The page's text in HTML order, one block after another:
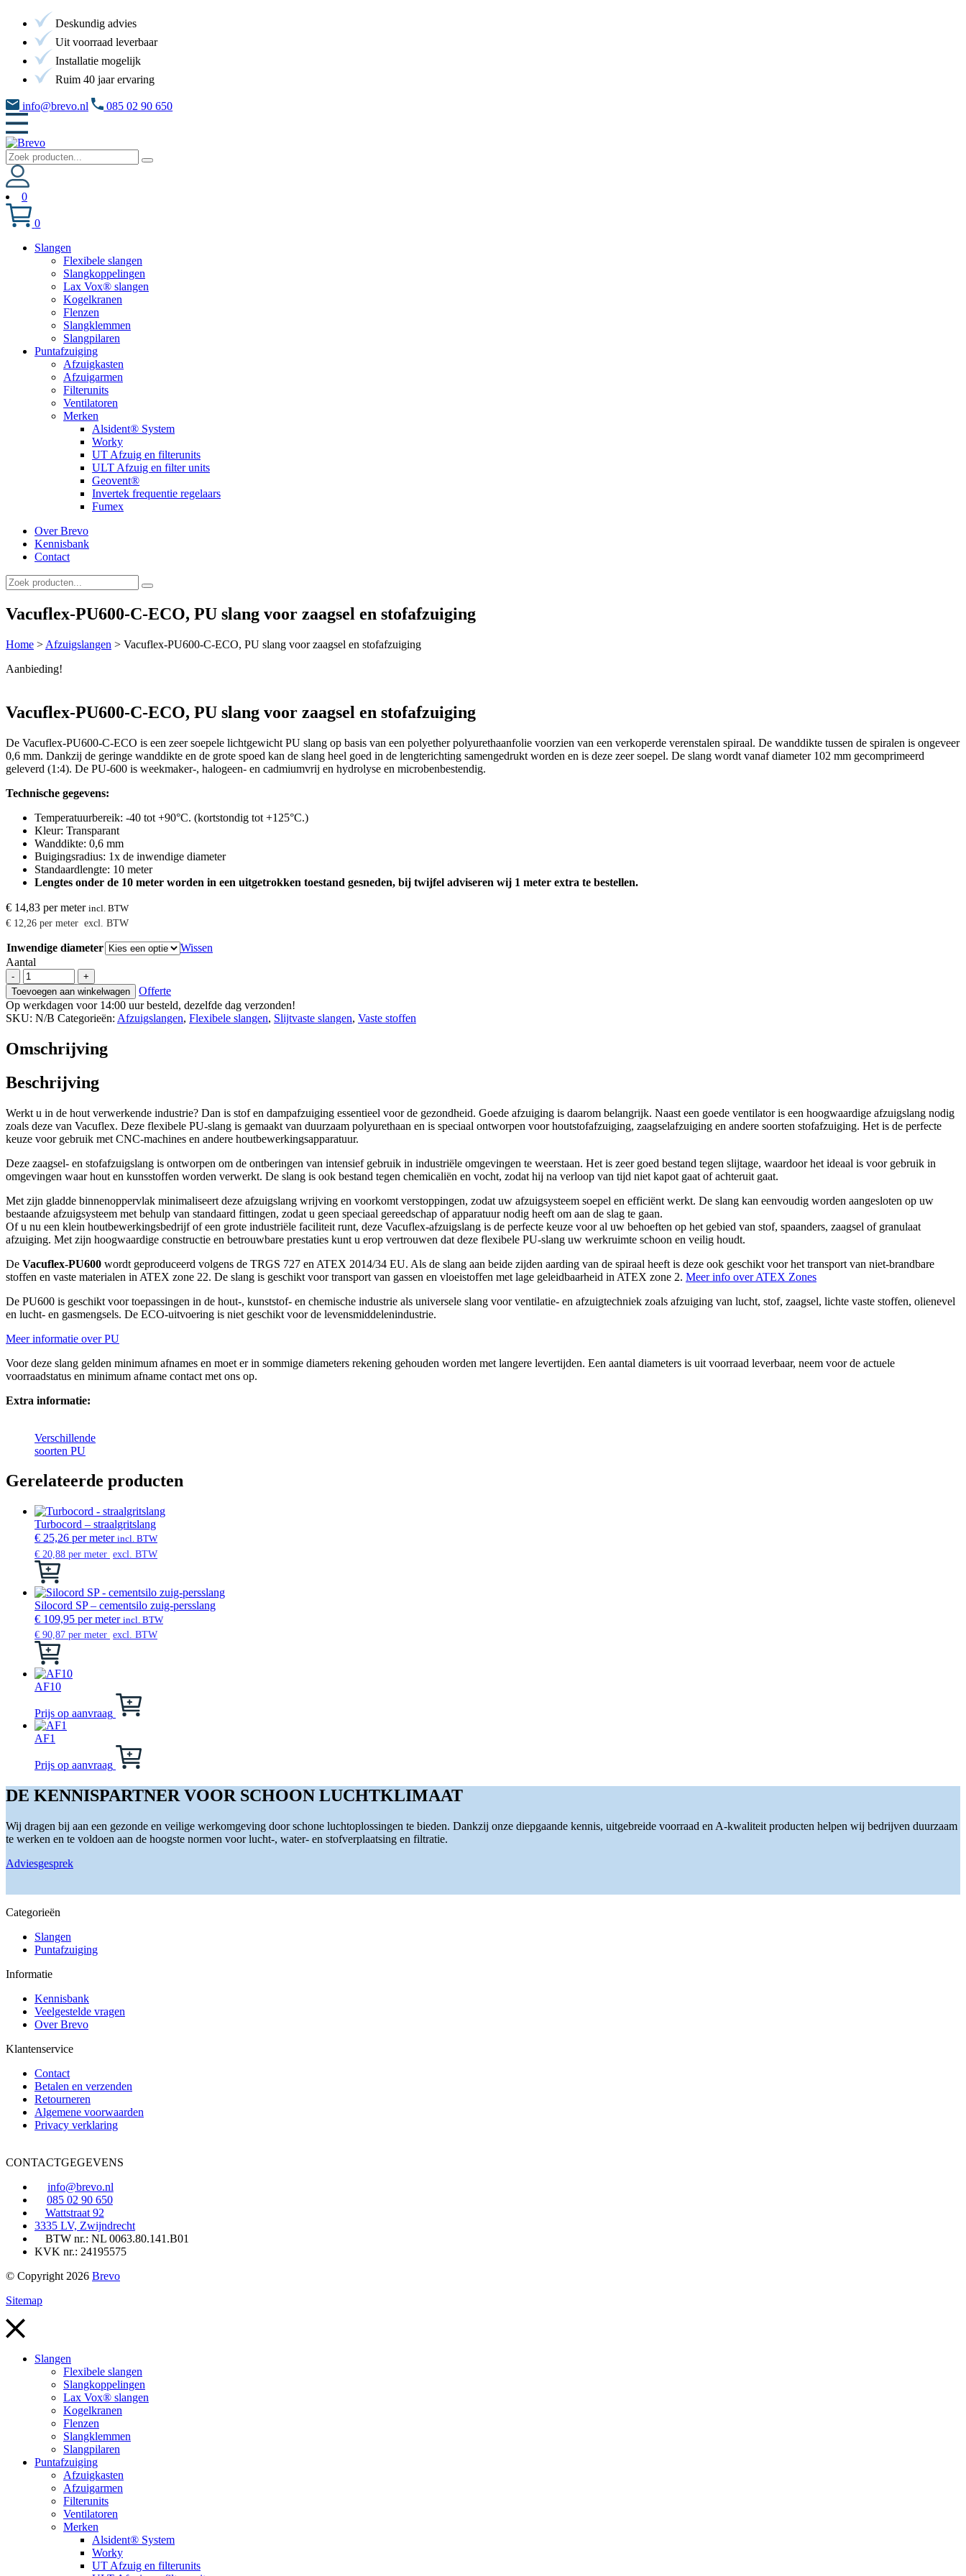
Deskundig advies
Uit voorraad leverbaar
Installatie mogelijk
Ruim 40 jaar ervaring
info@brevo.nl 085 02 90 650
0
0
Slangen
Flexibele slangen
Slangkoppelingen
Lax Vox® slangen
Kogelkranen
Flenzen
Slangklemmen
Slangpilaren
Puntafzuiging
Afzuigkasten
Afzuigarmen
Filterunits
Ventilatoren
Merken
Alsident® System
Worky
UT Afzuig en filterunits
ULT Afzuig en filter units
Geovent®
Invertek frequentie regelaars
Fumex
Over Brevo
Kennisbank
Contact
Vacuflex-PU600-C-ECO, PU slang voor zaagsel en stofafzuiging
Home > Afzuigslangen > Vacuflex-PU600-C-ECO, PU slang voor zaagsel en stofafzuiging
Aanbieding!
Vacuflex-PU600-C-ECO, PU slang voor zaagsel en stofafzuiging
De Vacuflex-PU600-C-ECO is een zeer soepele lichtgewicht PU slang op basis van een polyether polyurethaanfolie voorzien van een verkoperde verenstalen spiraal. De wanddikte tussen de spiralen is ongeveer
0,6 mm. Dankzij de geringe wanddikte en de grote spoed kan de slang heel goed in de lengterichting samengedrukt worden en is deze zeer soepel. De slang wordt vanaf diameter 102 mm gecomprimeerd
geleverd (1:4). De PU-600 is weekmaker-, halogeen- en cadmiumvrij en hydrolyse en microbenbestendig.
Technische gegevens:
Temperatuurbereik: -40 tot +90°C. (kortstondig tot +125°C.)
Kleur: Transparant
Wanddikte: 0,6 mm
Buigingsradius: 1x de inwendige diameter
Standaardlengte: 10 meter
Lengtes onder de 10 meter worden in een uitgetrokken toestand gesneden, bij twijfel adviseren wij 1 meter extra te bestellen.
€ 14,83 per meter incl. BTW
€ 12,26 per meter excl. BTW
Inwendige diameter
Wissen
Aantal
-
Vacuflex-
PU600-
C-
ECO,
PU
voor
en
stofafzuiging
+
Toevoegen aan winkelwagen
Offerte
Op werkdagen voor 14:00 uur besteld, dezelfde dag verzonden!
SKU: N/B Categorieën: Afzuigslangen, Flexibele slangen, Slijtvaste slangen, Vaste stoffen
Omschrijving
Beschrijving
Werkt u in de hout verwerkende industrie? Dan is stof en dampafzuiging essentieel voor de gezondheid. Goede afzuiging is daarom belangrijk. Naast een goede ventilator is een hoogwaardige afzuigslang nodig
zoals deze van Vacuflex. Deze flexibele PU-slang is gemaakt van duurzaam polyurethaan en is speciaal ontworpen voor houtstofafzuiging, zaagselafzuiging en andere soorten stofafzuiging. Het is de perfecte
keuze voor gebruik met CNC-machines en andere houtbewerkingsapparatuur.
Deze zaagsel- en stofafzuigslang is ontworpen om de ontberingen van intensief gebruik in industriële omgevingen te weerstaan. Het is zeer goed bestand tegen slijtage, waardoor het ideaal is voor gebruik in
omgevingen waar hout en kunsstoffen worden verwerkt. De slang is ook bestand tegen chemicaliën en vocht, zodat hij na verloop van tijd niet kapot gaat of achteruit gaat.
Met zijn gladde binnenoppervlak minimaliseert deze afzuigslang wrijving en voorkomt verstoppingen, zodat uw afzuigsysteem soepel en efficiënt werkt. De slang kan eenvoudig worden aangesloten op uw
bestaande afzuigsysteem met behulp van standaard fittingen, zodat u geen speciaal gereedschap of apparatuur nodig heeft om aan de slag te gaan.
Of u nu een klein houtbewerkingsbedrijf of een grote industriële faciliteit runt, deze Vacuflex-afzuigslang is de perfecte keuze voor al uw behoeften op het gebied van stof, spaanders, zaagsel of granulaat
afzuiging. Met zijn hoogwaardige constructie en betrouwbare prestaties kunt u erop vertrouwen dat deze flexibele PU-slang uw werkruimte schoon en veilig houdt.
De Vacuflex-PU600 wordt geproduceerd volgens de TRGS 727 en ATEX 2014/34 EU. Als de slang aan beide zijden aarding van de spiraal heeft is deze ook geschikt voor het transport van niet-brandbare
stoffen en vaste materialen in ATEX zone 22. De slang is geschikt voor transport van gassen en vloeistoffen met lage geleidbaarheid in ATEX zone 2. Meer info over ATEX Zones
De PU600 is geschikt voor toepassingen in de hout-, kunststof- en chemische industrie als universele slang voor ventilatie- en afzuigtechniek zoals afzuiging van lucht, stof, zaagsel, lichte vaste stoffen, olienevel
en lucht- en gasmengsels. De ECO-uitvoering is niet geschikt voor de levensmiddelenindustrie.
Meer informatie over PU
Voor deze slang gelden minimum afnames en moet er in sommige diameters rekening gehouden worden met langere levertijden. Een aantal diameters is uit voorraad leverbaar, neem voor de actuele
voorraadstatus en minimum afname contact met ons op.
Extra informatie:
Verschillende
soorten PU
Gerelateerde producten
Turbocord – straalgritslang
€ 25,26 per meter incl. BTW
€ 20,88 per meter excl. BTW
Dit
heeft
meerdere
variaties.
Deze
optie
gekozen
worden
op
productpagina
Silocord SP – cementsilo zuig-persslang
€ 109,95 per meter incl. BTW
€ 90,87 per meter excl. BTW
Dit
heeft
meerdere
Deze
optie
worden
de
productpagina
AF10
Prijs op aanvraag
Dit
variaties.
kan
gekozen
op
de
AF1
Prijs op aanvraag
Dit
meerdere
variaties.
optie
kan
de
DE KENNISPARTNER VOOR SCHOON LUCHTKLIMAAT
Wij dragen bij aan een gezonde en veilige werkomgeving door schone luchtoplossingen te bieden. Dankzij onze diepgaande kennis, uitgebreide voorraad en A-kwaliteit producten helpen wij bedrijven duurzaam
te werken en te voldoen aan de hoogste normen voor lucht-, water- en stofverplaatsing en filtratie.
Adviesgesprek
Categorieën
Slangen
Puntafzuiging
Informatie
Kennisbank
Veelgestelde vragen
Over Brevo
Klantenservice
Contact
Betalen en verzenden
Retourneren
Algemene voorwaarden
Privacy verklaring
CONTACTGEGEVENS
info@brevo.nl
085 02 90 650
Wattstraat 92
3335 LV, Zwijndrecht
BTW nr.: NL 0063.80.141.B01
KVK nr.: 24195575
© Copyright 2026 Brevo
Sitemap
Slangen
Flexibele slangen
Slangkoppelingen
Lax Vox® slangen
Kogelkranen
Flenzen
Slangklemmen
Slangpilaren
Puntafzuiging
Afzuigkasten
Afzuigarmen
Filterunits
Ventilatoren
Merken
Alsident® System
Worky
UT Afzuig en filterunits